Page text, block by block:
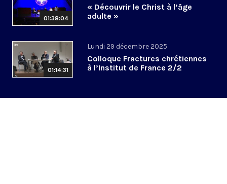
01:38:04
« Découvrir le Christ à l’âge
adulte »
01:14:31
Lundi 29 décembre 2025
Colloque Fractures chrétiennes
à l’Institut de France 2/2